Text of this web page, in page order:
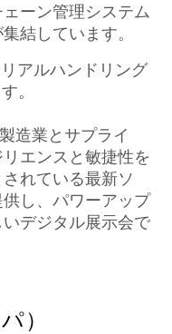
ーン管理システム
結しています。
アルハンドリング
。
造業とサプライ
エンスと敏捷性を
れている最新ソ
し、パワーアップ
デジタル展示会で
）